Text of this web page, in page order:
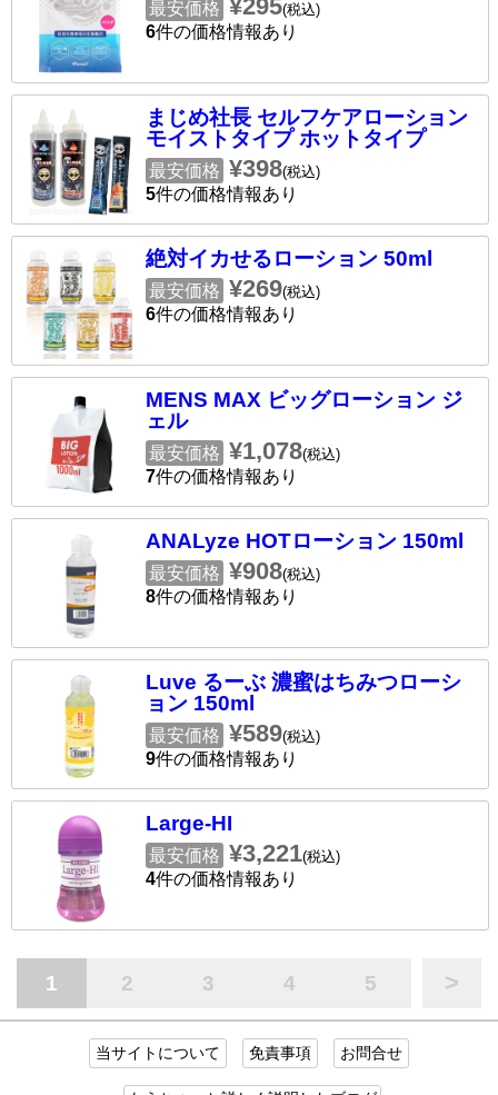
最安価格 ¥295(税込)
6件の価格情報あり
まじめ社長 セルフケアローション
モイストタイプ ホットタイプ
最安価格 ¥398(税込)
5件の価格情報あり
絶対イカせるローション 50ml
最安価格 ¥269(税込)
6件の価格情報あり
MENS MAX ビッグローション ジ
ェル
最安価格 ¥1,078(税込)
7件の価格情報あり
ANALyze HOTローション 150ml
最安価格 ¥908(税込)
8件の価格情報あり
Luve るーぶ 濃蜜はちみつローシ
ョン 150ml
最安価格 ¥589(税込)
9件の価格情報あり
Large-HI
最安価格 ¥3,221(税込)
4件の価格情報あり
1 2 3 4 5 >
当サイトについて 免責事項 お問合せ